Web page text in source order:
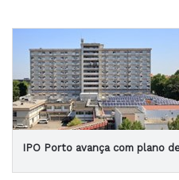
IPO Porto avança com plano